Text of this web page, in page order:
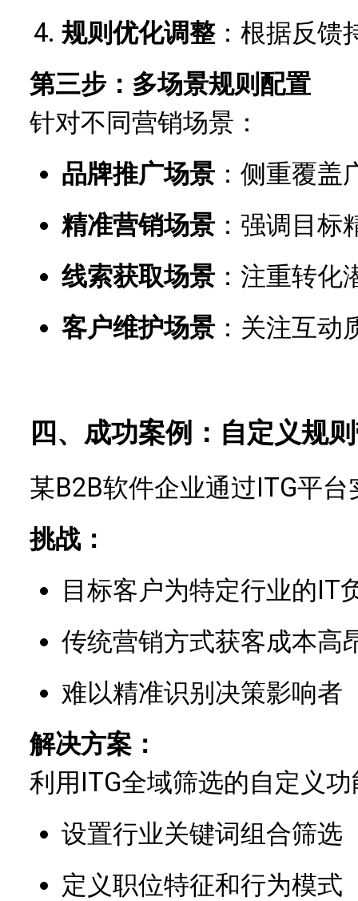
规则优化调整：根据反馈
第三步：多场景规则配置
针对不同营销场景：
品牌推广场景 ：侧重覆盖
精准营销场景 ：强调目标
线索获取场景 ：注重转化
客户维护场景 ：关注互动
四、成功案例：自定义规
某B2B软件企业通过ITG平
挑战：
目标客户为特定行业的IT
传统营销方式获客成本高
难以精准识别决策影响者
解决方案：
利用ITG全域筛选的自定义
设置行业关键词组合筛选
定义职位特征和行为模式